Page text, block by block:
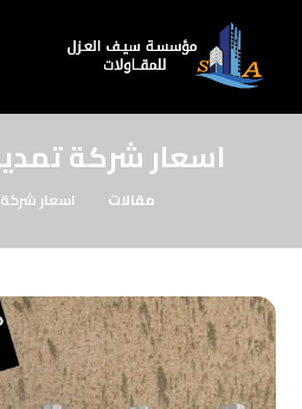
اسعار شركة
مقالات اسعار